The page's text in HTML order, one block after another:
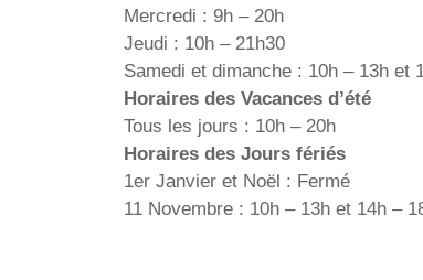
Mercredi : 9h – 20h
Jeudi : 10h – 21h30
Samedi et dimanche : 10h – 13h et
Horaires des Vacances d’été
Tous les jours : 10h – 20h
Horaires des Jours fériés
1er Janvier et Noël : Fermé
11 Novembre : 10h – 13h et 14h –